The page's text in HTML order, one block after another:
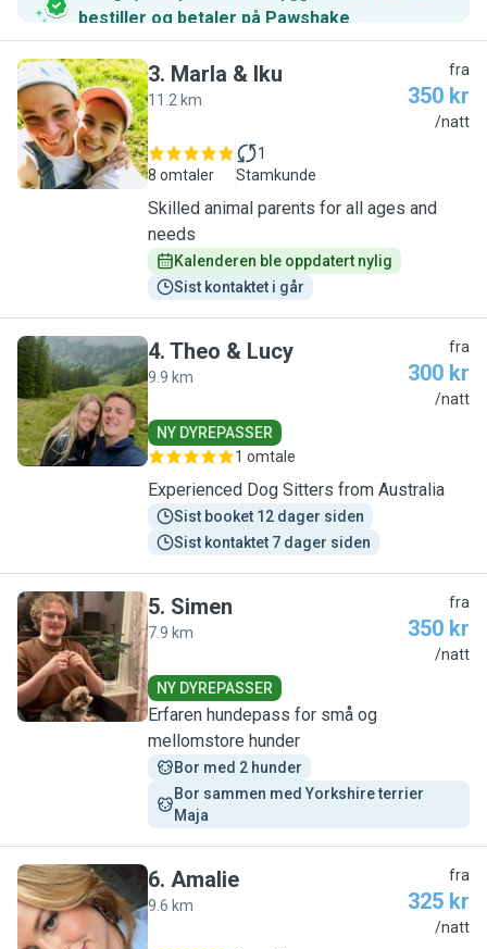
bestiller og betaler på Pawshake.
M
3. Marla & Iku
11.2 km
fra
350 kr
/natt
8 omtaler
1
Stamkunde
Skilled animal parents for all ages and
needs
Kalenderen ble oppdatert nylig
Sist kontaktet i går
T
4. Theo & Lucy
9.9 km
fra
300 kr
/natt
NY DYREPASSER
1 omtale
Experienced Dog Sitters from Australia
Sist booket 12 dager siden
Sist kontaktet 7 dager siden
S
5. Simen
7.9 km
fra
350 kr
/natt
NY DYREPASSER
Erfaren hundepass for små og
mellomstore hunder
Bor med 2 hunder
Bor sammen med Yorkshire terrier
Maja
A
6. Amalie
9.6 km
fra
325 kr
/natt